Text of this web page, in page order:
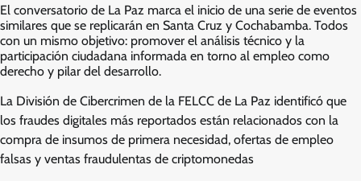
El conversatorio de La Paz marca el inicio de una serie de eventos
similares que se replicarán en Santa Cruz y Cochabamba. Todos
con un mismo objetivo: promover el análisis técnico y la
participación ciudadana informada en torno al empleo como
derecho y pilar del desarrollo.
La División de Cibercrimen de la FELCC de La Paz identificó que
los fraudes digitales más reportados están relacionados con la
compra de insumos de primera necesidad, ofertas de empleo
falsas y ventas fraudulentas de criptomonedas